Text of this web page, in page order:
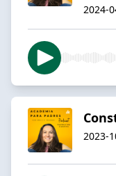
2024-
2023-